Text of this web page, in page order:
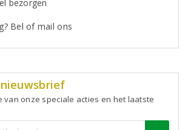
bezorgen
Bel of mail ons
van onze speciale acties en het laatste